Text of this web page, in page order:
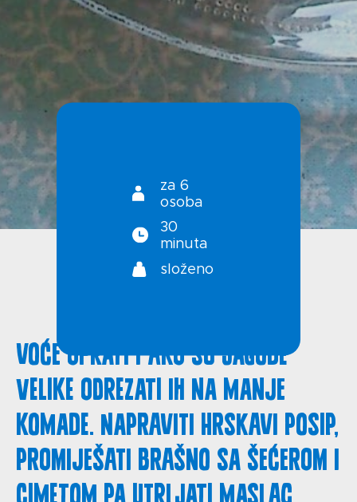
Kontakt
za 6
osoba
30
minuta
složeno
Voće oprati i ako su jagode
velike odrezati ih na manje
komade. Napraviti hrskavi posip,
promiješati brašno sa šećerom i
cimetom pa utrljati maslac.